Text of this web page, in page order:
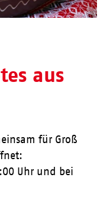
aus
für Groß
Uhr und bei